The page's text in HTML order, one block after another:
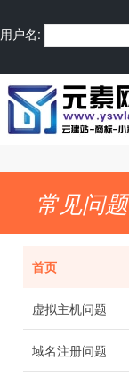
用户名:
常见问题
首页
虚拟主机问题
域名注册问题